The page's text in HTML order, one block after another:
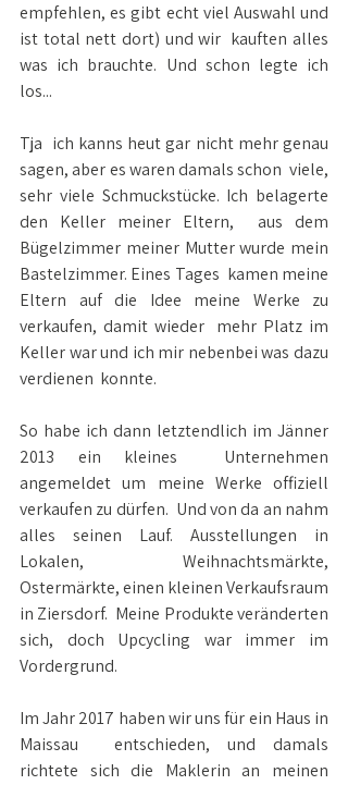
empfehlen, es gibt echt viel Auswahl und
ist total nett dort) und wir  kauften alles
was ich brauchte. Und schon legte ich
los...
Tja  ich kanns heut gar nicht mehr genau
sagen, aber es waren damals schon  viele,
sehr viele Schmuckstücke. Ich belagerte
den Keller meiner Eltern,  aus dem
Bügelzimmer meiner Mutter wurde mein
Bastelzimmer. Eines Tages  kamen meine
Eltern auf die Idee meine Werke zu
verkaufen, damit wieder  mehr Platz im
Keller war und ich mir nebenbei was dazu
verdienen  konnte.
So habe ich dann letztendlich im Jänner
2013 ein kleines  Unternehmen
angemeldet um meine Werke offiziell
verkaufen zu dürfen.  Und von da an nahm
alles seinen Lauf. Ausstellungen in
Lokalen,  Weihnachtsmärkte,
Ostermärkte, einen kleinen Verkaufsraum
in Ziersdorf.  Meine Produkte veränderten
sich, doch Upcycling war immer im
Vordergrund.
Im Jahr 2017 haben wir uns für ein Haus in
Maissau  entschieden, und damals
richtete sich die Maklerin an meinen